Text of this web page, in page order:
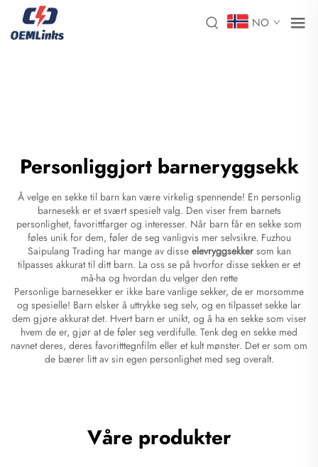
NO
Personliggjort barneryggsekk
Å velge en sekke til barn kan være virkelig spennende! En personlig
barnesekk er et svært spesielt valg. Den viser frem barnets
personlighet, favorittfarger og interesser. Når barn får en sekke som
føles unik for dem, føler de seg vanligvis mer selvsikre. Fuzhou
Saipulang Trading har mange av disse elevryggsekkersom kan
tilpasses akkurat til ditt barn. La oss se på hvorfor disse sekken er et
må-ha og hvordan du velger den rette
Personlige barnesekker er ikke bare vanlige sekker, de er morsomme
og spesielle! Barn elsker å uttrykke seg selv, og en tilpasset sekke lar
dem gjøre akkurat det. Hvert barn er unikt, og å ha en sekke som viser
hvem de er, gjør at de føler seg verdifulle. Tenk deg en sekke med
navnet deres, deres favoritttegnfilm eller et kult mønster. Det er som om
de bærer litt av sin egen personlighet med seg overalt.
Våre produkter